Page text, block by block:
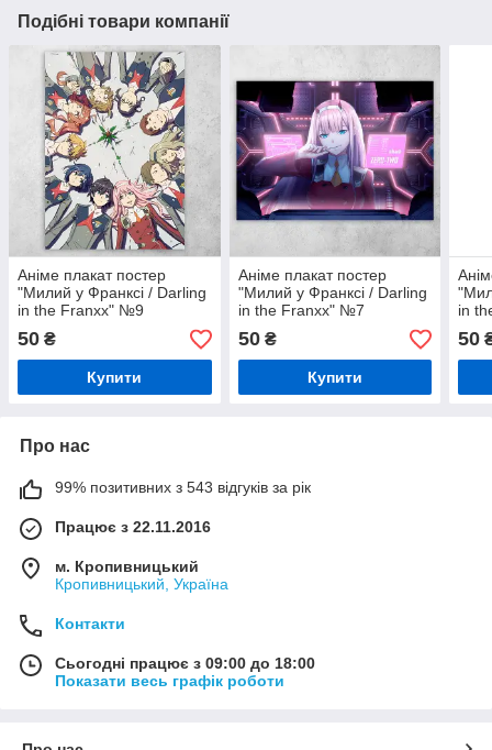
Подібні товари компанії
Аніме плакат постер
"Милий у Франксі / Darling
in the Franxx" №9
50 ₴
Купити
Аніме плакат постер
"Милий у Франксі / Darling
in the Franxx" №7
50₴
Купити
in
50
Про нас
99% позитивних з 543 відгуків за рік
Працює з 22.11.2016
м. Кропивницький
Кропивницький, Україна
Контакти
Сьогодні працює з 09:00 до 18:00
Показати весь графік роботи